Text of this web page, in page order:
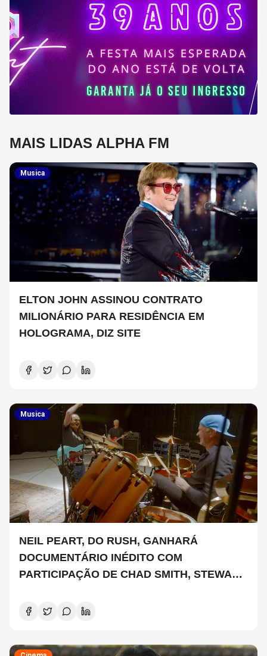
MAIS LIDAS ALPHA FM
Musica
ELTON JOHN ASSINOU CONTRATO
MILIONÁRIO PARA RESIDÊNCIA EM
HOLOGRAMA, DIZ SITE
Musica
NEIL PEART, DO RUSH, GANHARÁ
DOCUMENTÁRIO INÉDITO COM
PARTICIPAÇÃO DE CHAD SMITH, STEWART